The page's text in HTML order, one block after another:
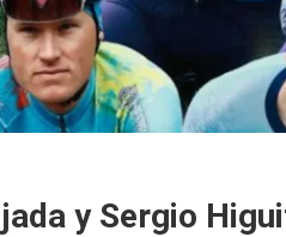
y Sergio